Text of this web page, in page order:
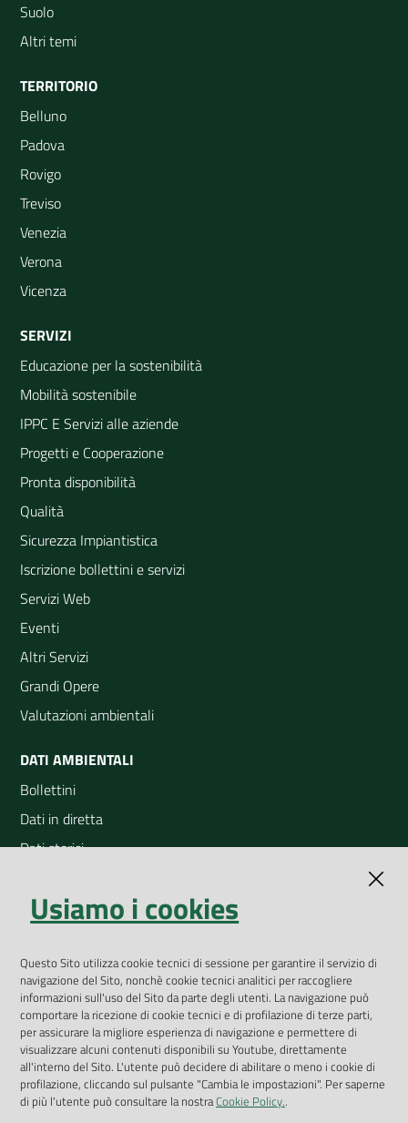
Suolo
Altri temi
TERRITORIO
Belluno
Padova
Rovigo
Treviso
Venezia
Verona
Vicenza
SERVIZI
Educazione per la sostenibilità
Mobilità sostenibile
IPPC E Servizi alle aziende
Progetti e Cooperazione
Pronta disponibilità
Qualità
Sicurezza Impiantistica
Iscrizione bollettini e servizi
Servizi Web
Eventi
Altri Servizi
Grandi Opere
Valutazioni ambientali
DATI AMBIENTALI
Bollettini
Dati in diretta
Dati storici
Open Data
App Arpav
Rapporti regionali annuali
Le Infografiche
Dispenser dati
Vai alla pagina
Usiamo i cookies
Questo Sito utilizza cookie tecnici di sessione per garantire il servizio di
navigazione del Sito, nonchè cookie tecnici analitici per raccogliere
informazioni sull'uso del Sito da parte degli utenti. La navigazione può
comportare la ricezione di cookie tecnici e di profilazione di terze parti,
per assicurare la migliore esperienza di navigazione e permettere di
visualizzare alcuni contenuti disponibili su Youtube, direttamente
all'interno del Sito. L'utente può decidere di abilitare o meno i cookie di
profilazione, cliccando sul pulsante "Cambia le impostazioni". Per saperne
di più l'utente può consultare la nostraCookie Policy..